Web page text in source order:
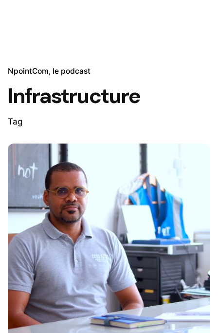
NpointCom, le podcast
Infrastructure
Tag
Rédigé par